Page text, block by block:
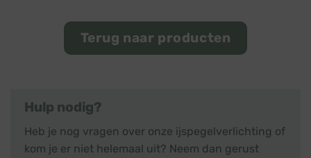
Terug naar producten
Hulp nodig?
Heb je nog vragen over onze ijspegelverlichting of
kom je er niet helemaal uit? Neem dan gerust